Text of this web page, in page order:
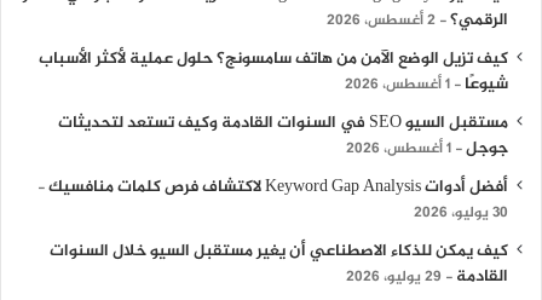
الرقمي؟ 2 أغسطس، 2026
كيف تزيل الوضع الآمن من هاتف سامسونج؟ حلول عملية لأكثر الأسباب
شيوعًا
1 أغسطس، 2026
مستقبل السيو SEO في السنوات القادمة وكيف تستعد لتحديثات
جوجل 1 أغسطس، 2026
أفضل أدوات Keyword Gap Analysis لاكتشاف فرص كلمات منافسيك
30 يوليو، 2026
كيف يمكن للذكاء الاصطناعي أن يغير مستقبل السيو خلال السنوات
القادمة
29 يوليو، 2026